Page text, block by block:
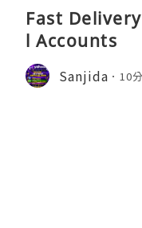
Fast
l Accounts
Sanjida 10